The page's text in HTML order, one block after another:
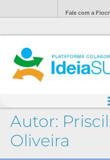
Fale com a
Autor:
Oliveira